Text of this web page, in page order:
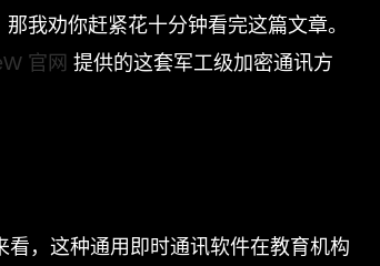
我劝你赶紧花十分钟看完这篇文章。
官网 提供的这套军工级加密通讯方
，这种通用即时通讯软件在教育机构